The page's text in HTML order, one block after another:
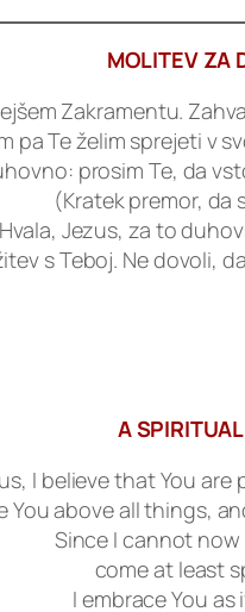
MOLITEV ZA
Zakramentu.
pa Te želim sprejeti v
prosim Te, da
(Kratek premor, da
Hvala, Jezus, za to
s Teboj. Ne dovoli,
A
I believe that You
You above all things,
Since I cannot
come at least
I embrace You